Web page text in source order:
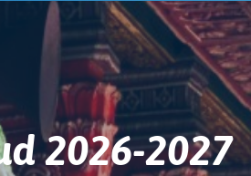
2026-2027